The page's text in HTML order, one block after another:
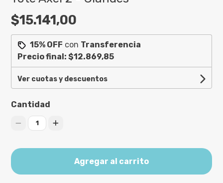
$15.141,00
15% OFF con Transferencia
Precio final:$12.869,85
Ver cuotas y descuentos
Cantidad
1
Agregar al carrito